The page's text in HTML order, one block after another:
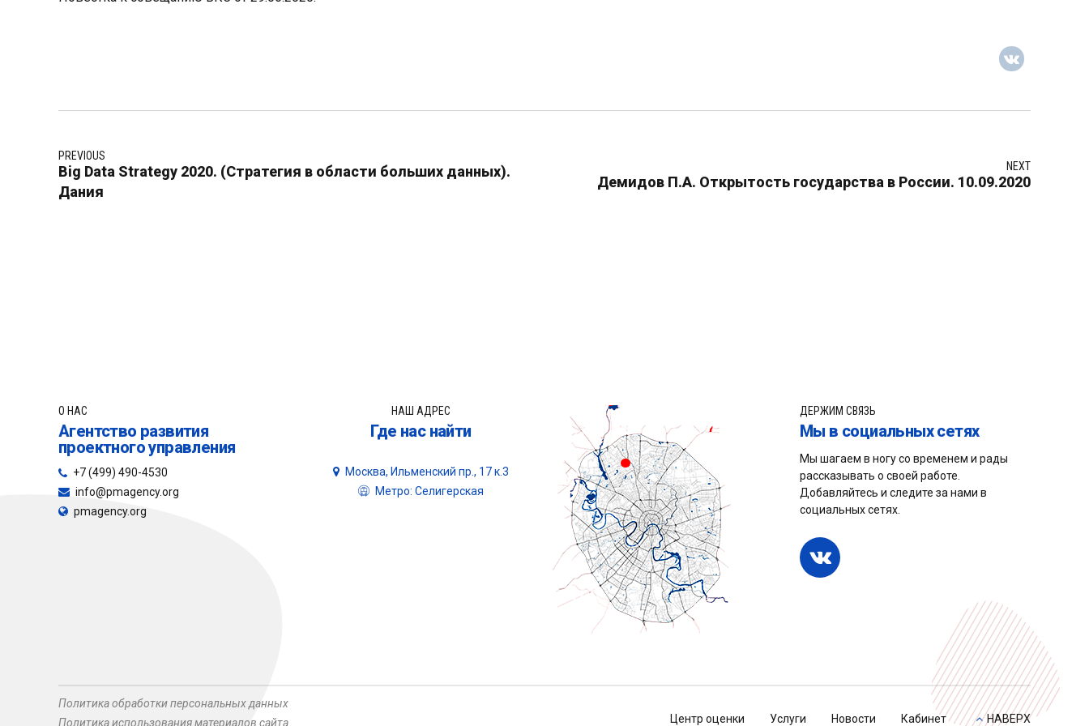
PREVIOUS
Big Data Strategy 2020. (Стратегия в области больших данных).
Дания
NEXT
Демидов П.А. Открытость государства в России. 10.09.2020
О НАС
Агентство развития
проектного управления
+7 (499) 490-4530
info@pmagency.org
pmagency.org
НАШ АДРЕС
Где нас найти
Москва, Ильменский пр., 17 к.3
Метро: Селигерская
ДЕРЖИМ СВЯЗЬ
Мы в социальных сетях
Мы шагаем в ногу со временем и рады
рассказывать о своей работе.
Добавляйтесь и следите за нами в
социальных сетях.
Политика обработки персональных данных
Политика использования материалов сайта
Центр оценки Услуги Новости Кабинет НАВЕРХ